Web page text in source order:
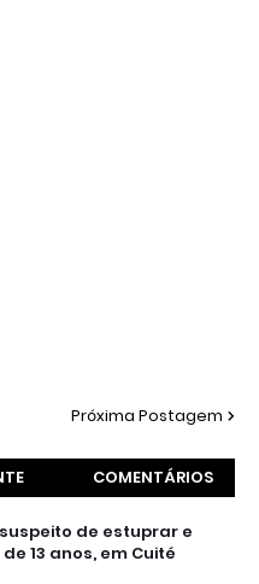
Próxima Postagem
COMENTÁRIOS
de estuprar e
13 anos, em Cuité